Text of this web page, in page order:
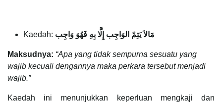
Kaedah: مَالاَ يَتِمّ الوَاجِب إِلَّا بِهِ فَهُوَ وَاجِب
Maksudnya: “Apa yang tidak sempurna sesuatu yang
wajib kecuali dengannya maka perkara tersebut menjadi
wajib.”
Kaedah ini menunjukkan keperluan mengkaji dan